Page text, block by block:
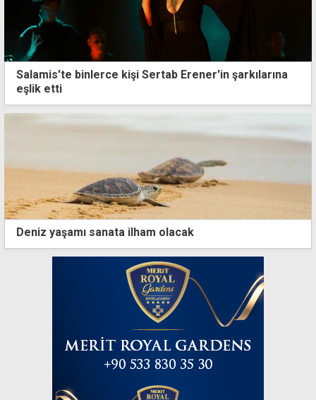
Salamis'te binlerce kişi Sertab Erener'in şarkılarına
eşlik etti
Deniz yaşamı sanata ilham olacak